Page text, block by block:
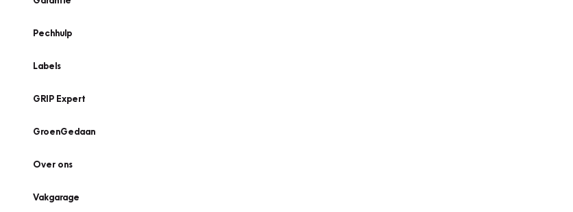
Pechhulp
Labels
GRIP Expert
GroenGedaan
Over ons
Vakgarage